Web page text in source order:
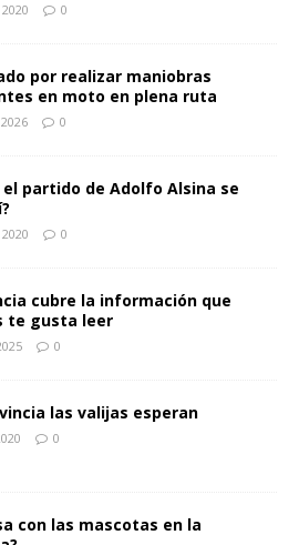
0
por realizar maniobras
en moto en plena ruta
0
el partido de Adolfo Alsina se
0
cubre la información que
te gusta leer
0
las valijas esperan
0
con las mascotas en la